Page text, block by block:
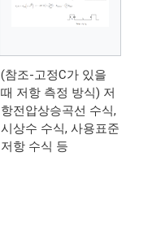
(참조-고정C가 있을
때 저항 측정 방식) 저
항전압상승곡선 수식,
시상수 수식, 사용표준
저항 수식 등